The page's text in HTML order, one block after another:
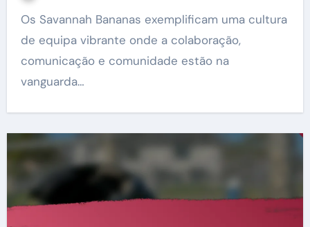
Os Savannah Bananas exemplificam uma cultura
de equipa vibrante onde a colaboração,
comunicação e comunidade estão na
vanguarda…